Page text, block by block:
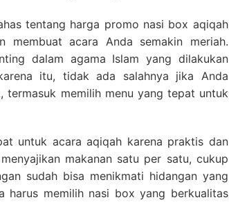
tentang harga promo nasi box aqiqah
membuat acara Anda semakin meriah.
dalam agama Islam yang dilakukan
itu, tidak ada salahnya jika Anda
termasuk memilih menu yang tepat untuk
untuk acara aqiqah karena praktis dan
makanan satu per satu, cukup
sudah bisa menikmati hidangan yang
harus memilih nasi box yang berkualitas